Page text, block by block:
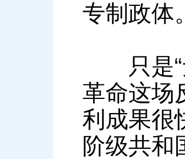
专制政体。
只是“
革命这场
利成果很
阶级共和